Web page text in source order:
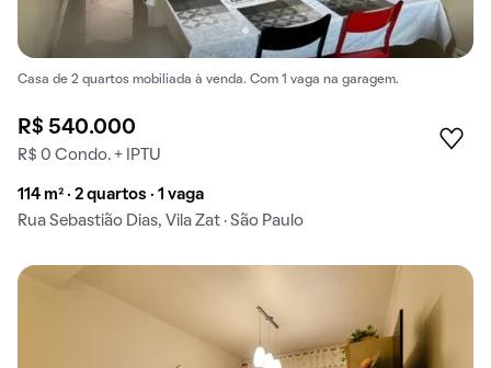
Casa de 2 quartos mobiliada à venda. Com 1 vaga na garagem.
R$ 540.000
R$ 0 Condo. + IPTU
114 m² · 2 quartos · 1 vaga
Rua Sebastião Dias, Vila Zat · São Paulo